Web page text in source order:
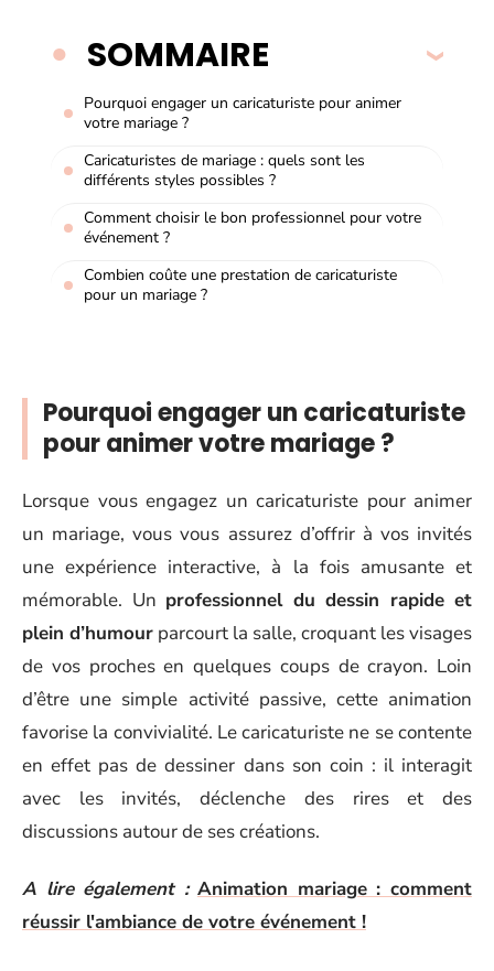
SOMMAIRE
Pourquoi engager un caricaturiste pour animer
votre mariage ?
Caricaturistes de mariage : quels sont les
différents styles possibles ?
Comment choisir le bon professionnel pour votre
événement ?
Combien coûte une prestation de caricaturiste
pour un mariage ?
Pourquoi engager un caricaturiste
pour animer votre mariage ?
Lorsque vous engagez un caricaturiste pour animer
un mariage, vous vous assurez d’offrir à vos invités
une expérience interactive, à la fois amusante et
mémorable. Un professionnel du dessin rapide et
plein d’humour parcourt la salle, croquant les visages
de vos proches en quelques coups de crayon. Loin
d’être une simple activité passive, cette animation
favorise la convivialité. Le caricaturiste ne se contente
en effet pas de dessiner dans son coin : il interagit
avec les invités, déclenche des rires et des
discussions autour de ses créations.
A lire également : Animation mariage : comment
réussir l'ambiance de votre événement !